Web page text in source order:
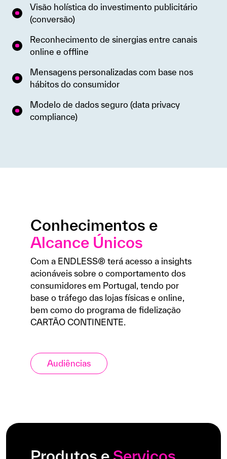
Visão holística do investimento publicitário
(conversão)
Reconhecimento de sinergias entre canais
online e offline
Mensagens personalizadas com base nos
hábitos do consumidor
Modelo de dados seguro (data privacy
compliance)
Conhecimentos e
Alcance Únicos
Com a ENDLESS® terá acesso a insights
acionáveis sobre o comportamento dos
consumidores em Portugal, tendo por
base o tráfego das lojas físicas e online,
bem como do programa de fidelização
CARTÃO CONTINENTE.
Audiências